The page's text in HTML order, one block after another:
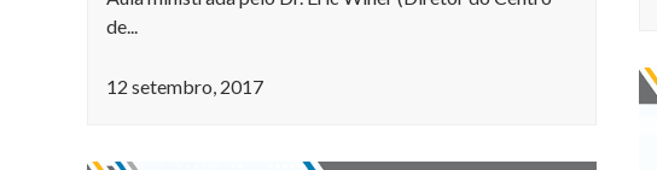
de...
12 setembro, 2017